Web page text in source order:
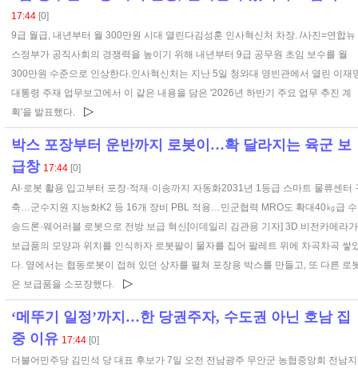
17:44 [0]
9급 월급, 내년부터 월 300만원 시대 열린다김성훈 인사혁신처 차장. /사진=연합뉴
스정부가 공직사회의 경쟁력을 높이기 위해 내년부터 9급 공무원 초임 보수를 월
300만원 수준으로 인상한다.인사혁신처는 지난 5일 청와대 영빈관에서 열린 이재
대통령 주재 업무보고에서 이 같은 내용을 담은 '2026년 하반기 주요 업무 추진 계
획'을 발표했다.
▷
박스 포장부터 운반까지 로봇이…확 달라지는 육군 보
급창 17:44 [0]
AI·로봇 활용 입고부터 포장·적재·이송까지 자동화2031년 1등급 스마트 물류센터
축…군수지원 지능화K2 등 16개 장비 PBL 적용…민군협력 MRO도 확대40㎏급 수
송드론·웨어러블 로봇으로 전방 보급 혁신[이데일리 김관용 기자] 3D 비전카메라가
보급품의 모양과 위치를 인식하자 로봇팔이 물자를 집어 팔레트 위에 차곡차곡 쌓
다. 옆에서는 협동로봇이 접혀 있던 상자를 펼쳐 포장용 박스를 만들고, 또 다른 로
은 보급품을 소포장했다.
▷
‘메뚜기 일정’까지…한 당권주자, 수도권 아닌 호남 집
중 이유 17:44 [0]
더불어민주당 김민석 당 대표 후보가 7일 오전 전남광주 무안군 농협중앙회 전남지